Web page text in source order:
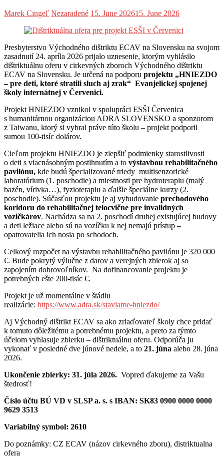
Marek Cingeľ Nezaradené 15. June 202615. June 2026
Presbyterstvo Východného dištriktu ECAV na Slovensku na svojom
zasadnutí 24. apríla 2026 prijalo uznesenie, ktorým vyhlásilo
dištriktuálnu oferu v cirkevných zboroch Východného dištriktu
ECAV na Slovensku. Je určená na podporu projektu „HNIEZDO
– pre deti, ktoré stratili sluch aj zrak“ Evanjelickej spojenej
školy internátnej v Červenici.
Projekt HNIEZDO vznikol v spolupráci ESŠI Červenica
s humanitárnou organizáciou ADRA SLOVENSKO a sponzorom
z Taiwanu, ktorý si vybral práve túto školu – projekt podporil
sumou 100-tisíc dolárov.
Cieľom projektu HNIEZDO je zlepšiť podmienky starostlivosti
o deti s viacnásobným postihnutím a to výstavbou rehabilitačného
pavilónu, kde budú špecializované triedy multisenzorické
laboratórium (1. poschodie) a miestnosti pre hydroterapiu (malý
bazén, vírivka…), fyzioterapiu a ďalšie špeciálne kurzy (2.
poschodie). Súčasťou projektu je aj vybudovanie prechodového
koridoru do rehabilitačnej telocvične pre invalidných
vozičkárov. Nachádza sa na 2. poschodí druhej existujúcej budovy
a deti ležiace alebo sú na vozíčku k nej nemajú prístup –
opatrovatelia ich nosia po schodoch.
Celkový rozpočet na výstavbu rehabilitačného pavilónu je 320 000
€. Bude pokrytý výlučne z darov a verejných zbierok aj so
zapojením dobrovoľníkov. Na dofinancovanie projektu je
potrebných ešte 200-tisíc €.
Projekt je už momentálne v štádiu
realizácie: https://www.adra.sk/staviame-hniezdo/
Aj Východný dištrikt ECAV sa ako zriaďovateľ školy chce pridať
k tomuto dôležitému a potrebnému projektu, a preto za týmto
účelom vyhlasuje zbierku – dištriktuálnu oferu. Odporúča ju
vykonať v posledné dve júnové nedele, a to 21. júna alebo 28. júna
2026.
Ukončenie zbierky: 31. júla 2026. Vopred ďakujeme za Vašu
štedrosť!
Číslo účtu BÚ VD v SLSP a. s. s IBAN: SK83 0900 0000 0000
9629 3513
Variabilný symbol: 2610
Do poznámky: CZ ECAV (názov cirkevného zboru), distriktualna
ofera